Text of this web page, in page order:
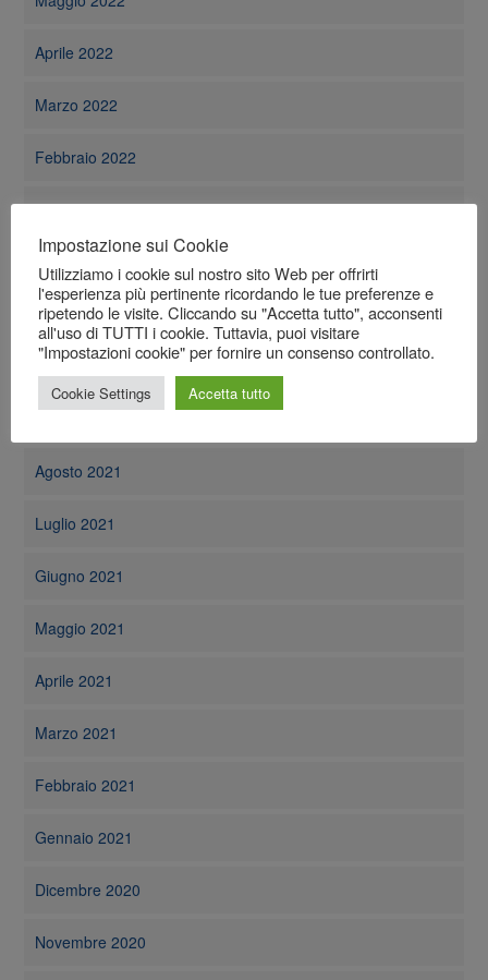
Aprile 2022
Marzo 2022
Febbraio 2022
Gennaio 2022
Dicembre 2021
Novembre 2021
Ottobre 2021
Agosto 2021
Luglio 2021
Giugno 2021
Maggio 2021
Aprile 2021
Marzo 2021
Febbraio 2021
Gennaio 2021
Dicembre 2020
Novembre 2020
Impostazione sui Cookie
Utilizziamo i cookie sul nostro sito Web per offrirti
l'esperienza più pertinente ricordando le tue preferenze e
ripetendo le visite. Cliccando su "Accetta tutto", acconsenti
all'uso di TUTTI i cookie. Tuttavia, puoi visitare
"Impostazioni cookie" per fornire un consenso controllato.
Cookie Settings Accetta tutto